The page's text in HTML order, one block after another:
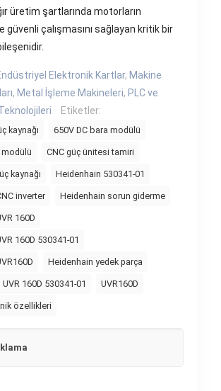
üretim şartlarında motorların
güvenli çalışmasını sağlayan kritik bir
Elektronik Kartlar, Makine
, Metal İşleme Makineleri, PLC ve
Etiketler:
kaynağı 650V DC bara modülü
modülü CNC güç ünitesi tamiri
kaynağı Heidenhain 530341-01
inverter Heidenhain sorun giderme
160D
160D 530341-01
Heidenhain yedek parça
UVR 160D 530341-01 UVR160D
özellikleri